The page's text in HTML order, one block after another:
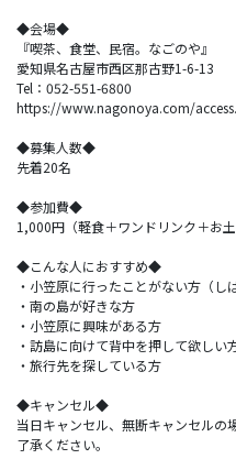
◆会場◆
『喫茶、食堂、民宿。なごのや』
愛知県名古屋市西区那古野1-6-13
Tel：052-551-6800
https://www.nagonoya.com/
◆募集人数◆
先着20名
◆参加費◆
1,000円（軽食＋ワンドリンク＋お土
◆こんな人におすすめ◆
・小笠原に行ったことがない方（し
・南の島が好きな方
・小笠原に興味がある方
・訪島に向けて背中を押して欲しい
・旅行先を探している方
◆キャンセル◆
当日キャンセル、無断キャンセルの
了承ください。